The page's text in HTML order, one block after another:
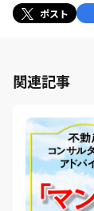
ポスト
関連記事